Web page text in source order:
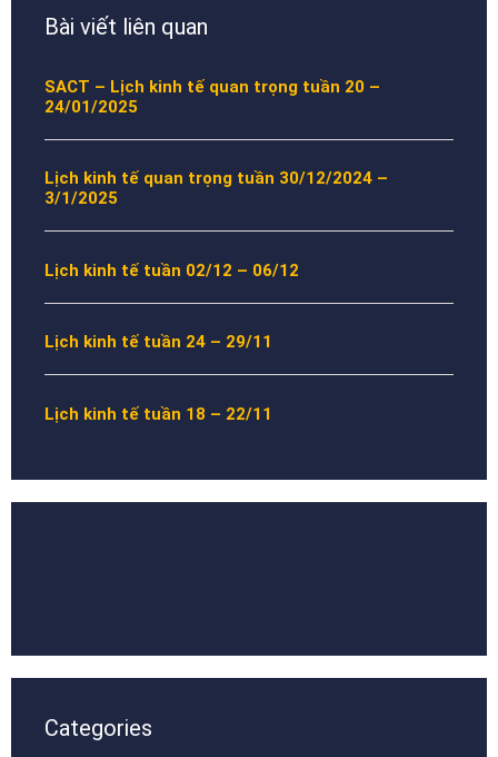
Bài viết liên quan
SACT – Lịch kinh tế quan trọng tuần 20 –
24/01/2025
Lịch kinh tế quan trọng tuần 30/12/2024 –
3/1/2025
Lịch kinh tế tuần 02/12 – 06/12
Lịch kinh tế tuần 24 – 29/11
Lịch kinh tế tuần 18 – 22/11
Categories